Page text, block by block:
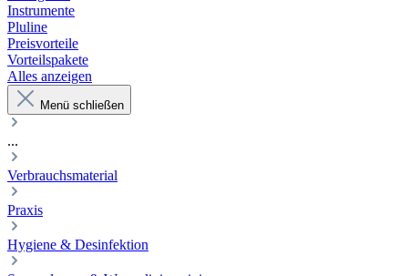
Instrumente
Pluline
Preisvorteile
Vorteilspakete
Alles anzeigen
Menü schließen
...
Verbrauchsmaterial
Praxis
Hygiene & Desinfektion